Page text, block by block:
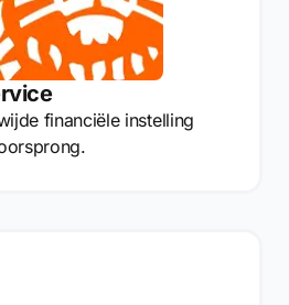
financiële instelling